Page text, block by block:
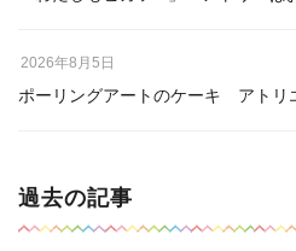
ポーリングアートのケーキ アトリ
2026年8月5日
過去の記事